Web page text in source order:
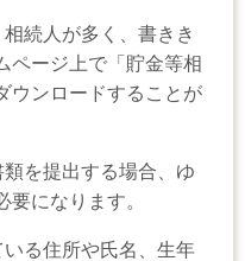
続人が多く、書きき
ページ上で「貯金等相
ウンロードすることが
を提出する場合、ゆ
要になります。
る住所や氏名、生年